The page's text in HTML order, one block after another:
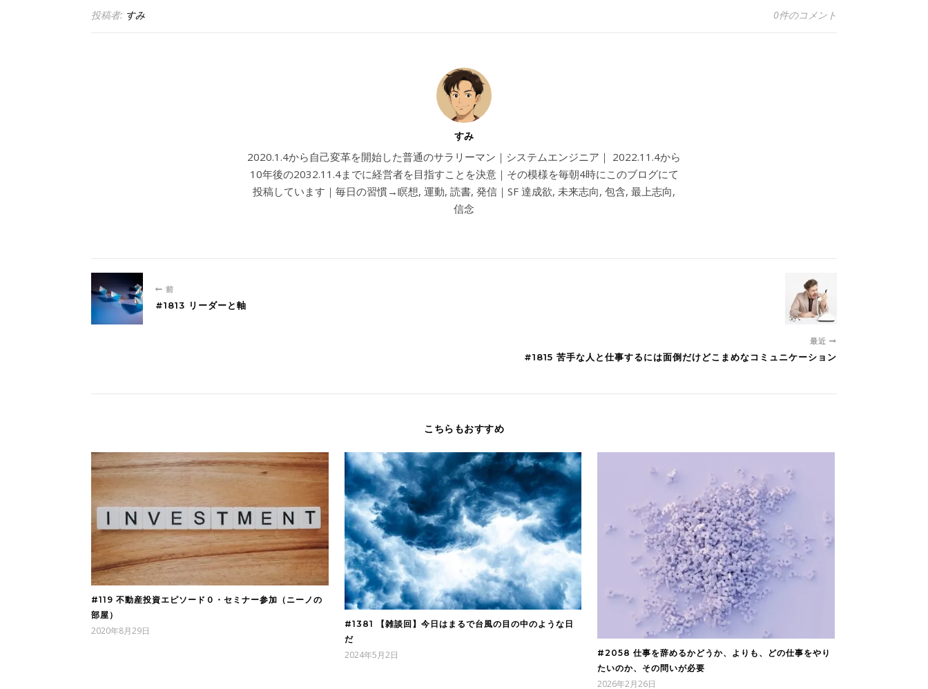
投稿者: すみ 0件のコメント
すみ
2020.1.4から自己変革を開始した普通のサラリーマン｜システムエンジニア｜ 2022.11.4から
10年後の2032.11.4までに経営者を目指すことを決意｜その模様を毎朝4時にこのブログにて
投稿しています｜毎日の習慣→瞑想, 運動, 読書, 発信｜SF 達成欲, 未来志向, 包含, 最上志向,
信念
前
#1813 リーダーと軸
最近
#1815 苦手な人と仕事するには面倒だけどこまめなコミュニケーション
こちらもおすすめ
#119 不動産投資エピソード０・セミナー参加（ニーノの
部屋）
2020年8月29日
#1381 【雑談回】今日はまるで台風の目の中のような日
だ
2024年5月2日
#2058 仕事を辞めるかどうか、よりも、どの仕事をやり
たいのか、その問いが必要
2026年2月26日